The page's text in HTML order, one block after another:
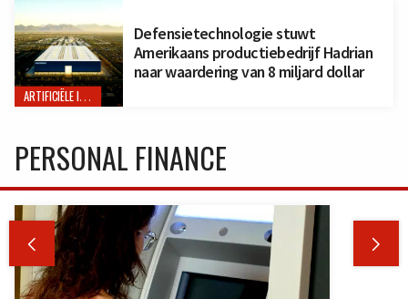
ARTIFICIËLE INTELLIGENTIE
Defensietechnologie stuwt
Amerikaans productiebedrijf Hadrian
naar waardering van 8 miljard dollar
PERSONAL FINANCE
 